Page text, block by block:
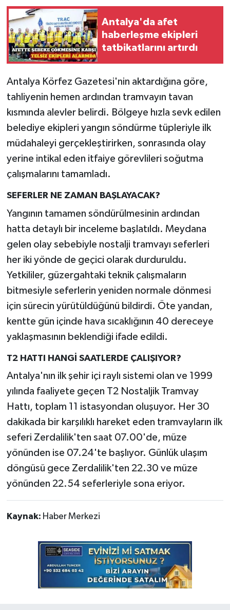
Antalya'da afet
haberleşme ekipleri
tatbikatlarını artırdı
Antalya Körfez Gazetesi'nin aktardığına göre,
tahliyenin hemen ardından tramvayın tavan
kısmında alevler belirdi. Bölgeye hızla sevk edilen
belediye ekipleri yangın söndürme tüpleriyle ilk
müdahaleyi gerçekleştirirken, sonrasında olay
yerine intikal eden itfaiye görevlileri soğutma
çalışmalarını tamamladı.
SEFERLER NE ZAMAN BAŞLAYACAK?
Yangının tamamen söndürülmesinin ardından
hatta detaylı bir inceleme başlatıldı. Meydana
gelen olay sebebiyle nostalji tramvayı seferleri
her iki yönde de geçici olarak durduruldu.
Yetkililer, güzergahtaki teknik çalışmaların
bitmesiyle seferlerin yeniden normale dönmesi
için sürecin yürütüldüğünü bildirdi. Öte yandan,
kentte gün içinde hava sıcaklığının 40 dereceye
yaklaşmasının beklendiği ifade edildi.
T2 HATTI HANGİ SAATLERDE ÇALIŞIYOR?
Antalya'nın ilk şehir içi raylı sistemi olan ve 1999
yılında faaliyete geçen T2 Nostaljik Tramvay
Hattı, toplam 11 istasyondan oluşuyor. Her 30
dakikada bir karşılıklı hareket eden tramvayların ilk
seferi Zerdalilik'ten saat 07.00'de, müze
yönünden ise 07.24'te başlıyor. Günlük ulaşım
döngüsü gece Zerdalilik'ten 22.30 ve müze
yönünden 22.54 seferleriyle sona eriyor.
Kaynak: Haber Merkezi